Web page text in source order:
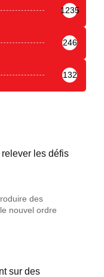
1235
246
132
relever les défis
des
nouvel ordre
sur des